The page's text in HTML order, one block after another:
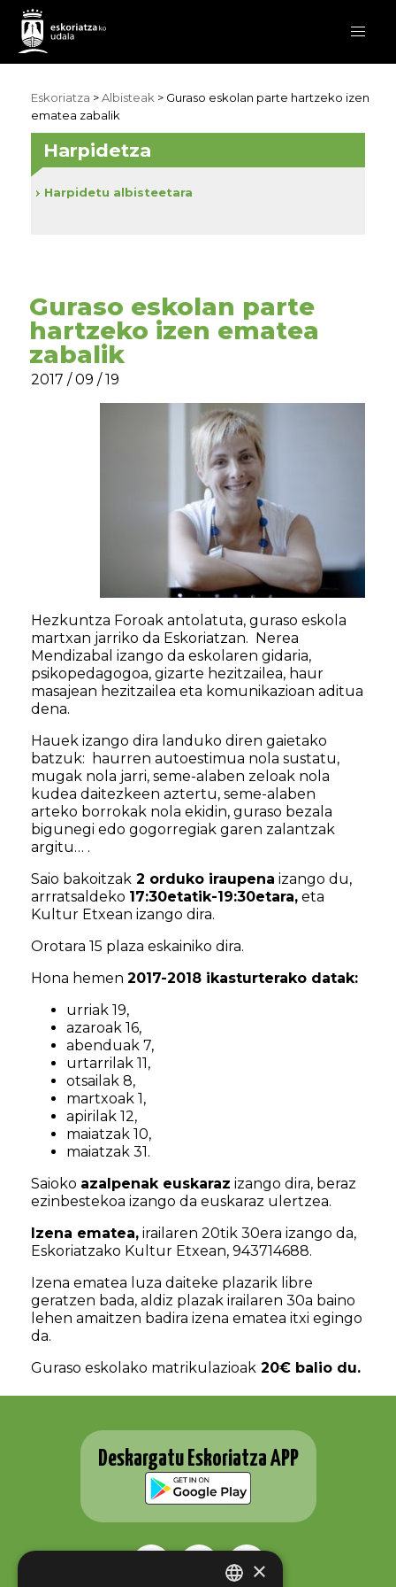
Eskoriatza >Albisteak > Guraso eskolan parte hartzeko izen
ematea zabalik
Guraso eskolan parte
hartzeko izen ematea
zabalik
2017 / 09 / 19
Hezkuntza Foroak antolatuta, guraso eskola
martxan jarriko da Eskoriatzan. Nerea
Mendizabal izango da eskolaren gidaria,
psikopedagogoa, gizarte hezitzailea, haur
masajean hezitzailea eta komunikazioan aditua
dena.
Hauek izango dira landuko diren gaietako
batzuk: haurren autoestimua nola sustatu,
mugak nola jarri, seme-alaben zeloak nola
kudea daitezkeen aztertu, seme-alaben
arteko borrokak nola ekidin, guraso bezala
bigunegi edo gogorregiak garen zalantzak
argitu… .
Saio bakoitzak 2 orduko iraupena izango du,
arrratsaldeko 17:30etatik-19:30etara, eta
Kultur Etxean izango dira.
Orotara 15 plaza eskainiko dira.
Hona hemen 2017-2018 ikasturterako datak:
urriak 19,
azaroak 16,
abenduak 7,
urtarrilak 11,
otsailak 8,
martxoak 1,
apirilak 12,
maiatzak 10,
maiatzak 31.
Saioko azalpenak euskaraz izango dira, beraz
ezinbestekoa izango da euskaraz ulertzea.
Izena ematea, irailaren 20tik 30era izango da,
Eskoriatzako Kultur Etxean, 943714688.
Izena ematea luza daiteke plazarik libre
geratzen bada, aldiz plazak irailaren 30a baino
lehen amaitzen badira izena ematea itxi egingo
da.
Guraso eskolako matrikulazioak 20€ balio du.
Harpidetza
Harpidetu albisteetara
Deskargatu Eskoriatza APP
×